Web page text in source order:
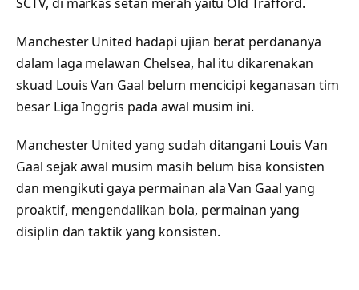
Manchester United hadapi ujian berat perdananya
dalam laga melawan Chelsea, hal itu dikarenakan
skuad Louis Van Gaal belum mencicipi keganasan tim
besar Liga Inggris pada awal musim ini.
Manchester United yang sudah ditangani Louis Van
Gaal sejak awal musim masih belum bisa konsisten
dan mengikuti gaya permainan ala Van Gaal yang
proaktif, mengendalikan bola, permainan yang
disiplin dan taktik yang konsisten.